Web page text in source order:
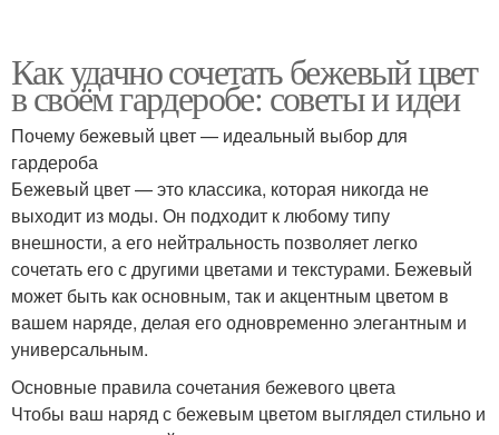
Как удачно сочетать бежевый цвет
в своём гардеробе: советы и идеи
Почему бежевый цвет — идеальный выбор для
гардероба
Бежевый цвет — это классика, которая никогда не
выходит из моды. Он подходит к любому типу
внешности, а его нейтральность позволяет легко
сочетать его с другими цветами и текстурами. Бежевый
может быть как основным, так и акцентным цветом в
вашем наряде, делая его одновременно элегантным и
универсальным.
Основные правила сочетания бежевого цвета
Чтобы ваш наряд с бежевым цветом выглядел стильно и